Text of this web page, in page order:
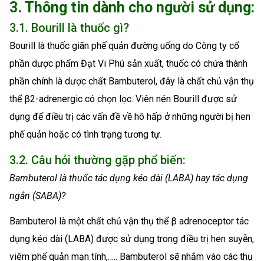
3. Thông tin dành cho người sử dụng:
3.1. Bourill là thuốc gì?
Bourill là thuốc giãn phế quản đường uống do Công ty cổ
phần dược phẩm Đạt Vi Phú sản xuất, thuốc có chứa thành
phần chính là dược chất Bambuterol, đây là chất chủ vận thụ
thể β2-adrenergic có chọn lọc. Viên nén Bourill được sử
dụng để điều trị các vấn đề về hô hấp ở những người bị hen
phế quản hoặc có tình trạng tương tự.
3.2. Câu hỏi thường gặp phổ biến:
Bambuterol là thuốc tác dụng kéo dài (LABA) hay tác dụng
ngắn (SABA)?
Bambuterol là một chất chủ vận thụ thể β adrenoceptor tác
dụng kéo dài (LABA) được sử dụng trong điều trị hen suyễn,
viêm phế quản mạn tính,….. Bambuterol sẽ nhắm vào các thụ